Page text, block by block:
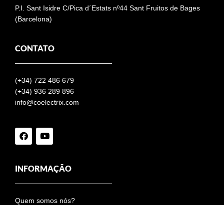
P.I. Sant Isidre C/Pica d´Estats nº44 Sant Fruitos de Bages
(Barcelona)
CONTATO
(+34) 722 486 679
(+34) 936 289 896
info@coelectrix.com
INFORMAÇÃO
Quem somos nós?